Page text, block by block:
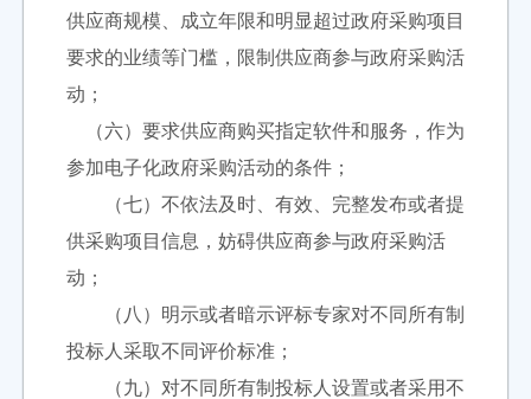
供应商规模、成立年限和明显超过政府采购项目
要求的业绩等门槛，限制供应商参与政府采购活
动；
（六）要求供应商购买指定软件和服务，作为
参加电子化政府采购活动的条件；
（七）不依法及时、有效、完整发布或者提
供采购项目信息，妨碍供应商参与政府采购活
动；
（八）明示或者暗示评标专家对不同所有制
投标人采取不同评价标准；
（九）对不同所有制投标人设置或者采用不